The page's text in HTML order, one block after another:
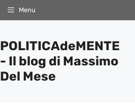
Menu
POLITICAdeMENTE
- Il blog di Massimo
Del Mese